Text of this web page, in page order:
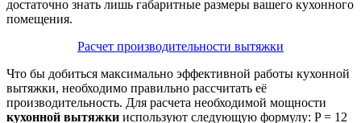
достаточно знать лишь габаритные размеры вашего кухонного
помещения.
Расчет производительности вытяжки
Что бы добиться максимально эффективной работы кухонной
вытяжки, необходимо правильно рассчитать её
производительность. Для расчета необходимой мощности
кухонной вытяжки используют следующую формулу: P = 12